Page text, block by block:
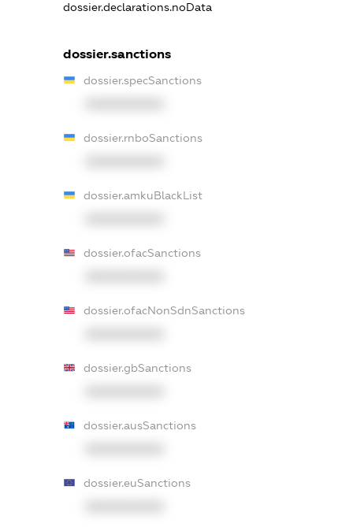
dossier.declarations.noData
dossier.sanctions
dossier.specSanctions
dossier.rnboSanctions
dossier.amkuBlackList
dossier.ofacSanctions
dossier.ofacNonSdnSanctions
dossier.gbSanctions
dossier.ausSanctions
dossier.euSanctions